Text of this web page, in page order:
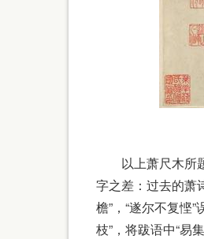
以上萧尺木所题
字之差：过去的萧
檐”，“遂尔不复悭”
枝”，将跋语中“易